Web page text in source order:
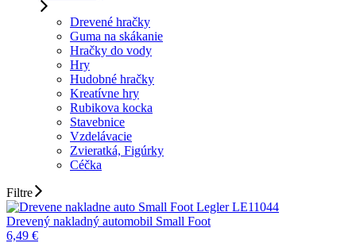
Drevené hračky
Guma na skákanie
Hračky do vody
Hry
Hudobné hračky
Kreatívne hry
Rubikova kocka
Stavebnice
Vzdelávacie
Zvieratká, Figúrky
Céčka
Filtre
Drevený nakladný automobil Small Foot
6,49 €